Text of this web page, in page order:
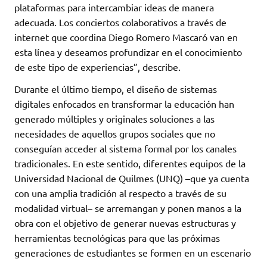
plataformas para intercambiar ideas de manera
adecuada. Los conciertos colaborativos a través de
internet que coordina Diego Romero Mascaró van en
esta línea y deseamos profundizar en el conocimiento
de este tipo de experiencias”, describe.
Durante el último tiempo, el diseño de sistemas
digitales enfocados en transformar la educación han
generado múltiples y originales soluciones a las
necesidades de aquellos grupos sociales que no
conseguían acceder al sistema formal por los canales
tradicionales. En este sentido, diferentes equipos de la
Universidad Nacional de Quilmes (UNQ) –que ya cuenta
con una amplia tradición al respecto a través de su
modalidad virtual– se arremangan y ponen manos a la
obra con el objetivo de generar nuevas estructuras y
herramientas tecnológicas para que las próximas
generaciones de estudiantes se formen en un escenario